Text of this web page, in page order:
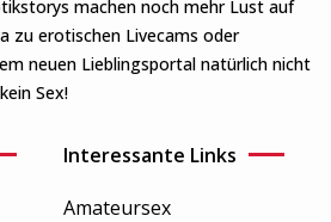
machen noch mehr Lust auf
zu erotischen Livecams oder
neuen Lieblingsportal natürlich nicht
Sex!
Interessante Links
Amateursex